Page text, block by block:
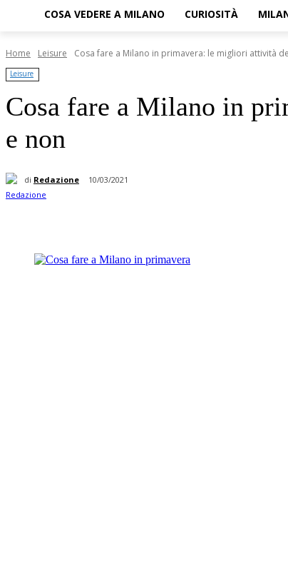
COSA VEDERE A MILANO CURIOSITÀ
Home Leisure Cosa fare a Milano in primavera: le migliori attività
Leisure
Cosa fare a Milano in
e non
di Redazione 10/03/2021